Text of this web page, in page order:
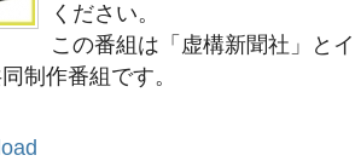
ください。
この番組は「虚構新聞社」と
制作番組です。